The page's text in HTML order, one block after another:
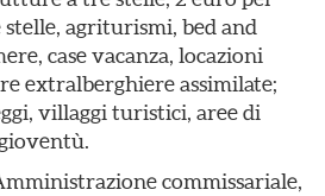
agriturismi, bed and
case vacanza, locazioni
extralberghiere assimilate;
villaggi turistici, aree di
commissariale,